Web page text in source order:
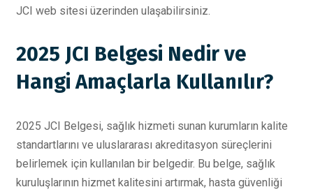
JCI web sitesi üzerinden ulaşabilirsiniz.
2025 JCI Belgesi Nedir ve
Hangi Amaçlarla Kullanılır?
2025 JCI Belgesi, sağlık hizmeti sunan kurumların kalite
standartlarını ve uluslararası akreditasyon süreçlerini
belirlemek için kullanılan bir belgedir. Bu belge, sağlık
kuruluşlarının hizmet kalitesini artırmak, hasta güvenliği